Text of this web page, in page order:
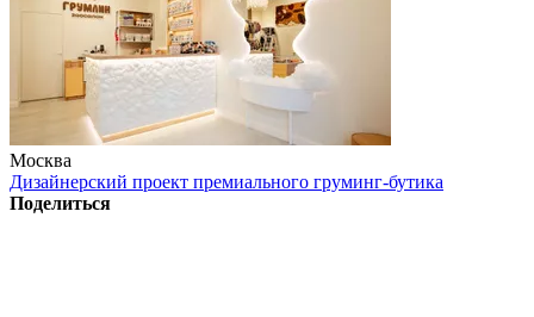
Москва
Дизайнерский проект премиального груминг-бутика
Поделиться